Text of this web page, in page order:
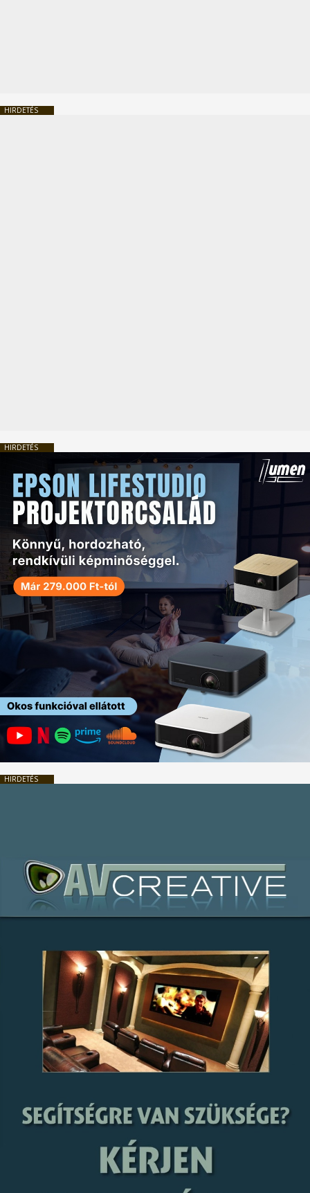
HIRDETÉS
HIRDETÉS
HIRDETÉS